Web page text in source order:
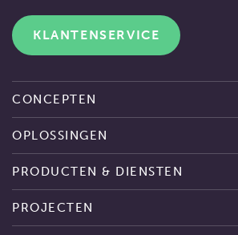
KLANTENSERVICE
CONCEPTEN
OPLOSSINGEN
PRODUCTEN & DIENSTEN
PROJECTEN